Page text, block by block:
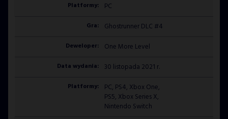
PC
Ghostrunner DLC #4
One More Level
30 listopada 2021 r.
PC, PS4, Xbox One,
PS5, Xbox Series X,
Nintendo Switch